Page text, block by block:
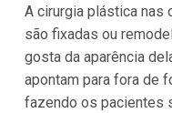
A cirurgia plástica nas
são fixadas ou
gosta da aparência
apontam para fora de
fazendo os pacientes